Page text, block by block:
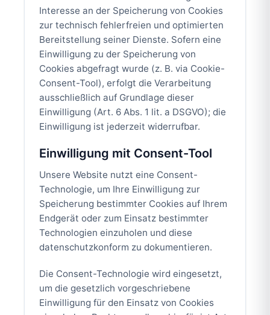
Interesse an der Speicherung von Cookies
zur technisch fehlerfreien und optimierten
Bereitstellung seiner Dienste. Sofern eine
Einwilligung zu der Speicherung von
Cookies abgefragt wurde (z. B. via Cookie-
Consent-Tool), erfolgt die Verarbeitung
ausschließlich auf Grundlage dieser
Einwilligung (Art. 6 Abs. 1 lit. a DSGVO); die
Einwilligung ist jederzeit widerrufbar.
Einwilligung mit Consent-Tool
Unsere Website nutzt eine Consent-
Technologie, um Ihre Einwilligung zur
Speicherung bestimmter Cookies auf Ihrem
Endgerät oder zum Einsatz bestimmter
Technologien einzuholen und diese
datenschutzkonform zu dokumentieren.
Die Consent-Technologie wird eingesetzt,
um die gesetzlich vorgeschriebene
Einwilligung für den Einsatz von Cookies